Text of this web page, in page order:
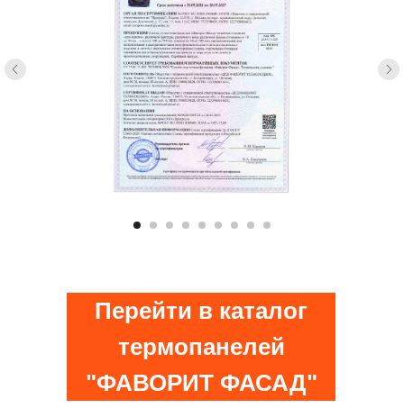
Перейти в каталог
термопанелей
"ФАВОРИТ ФАСАД"